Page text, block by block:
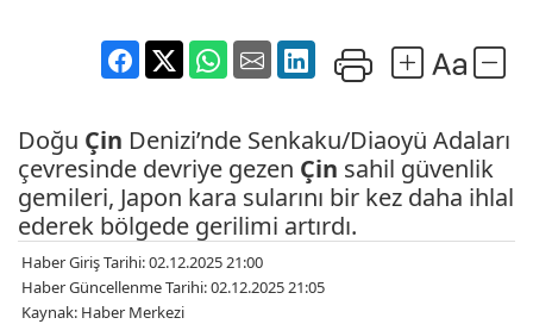
Doğu Çin Denizi’nde Senkaku/Diaoyü Adaları
çevresinde devriye gezen Çin sahil güvenlik
gemileri, Japon kara sularını bir kez daha ihlal
ederek bölgede gerilimi artırdı.
Haber Giriş Tarihi: 02.12.2025 21:00
Haber Güncellenme Tarihi: 02.12.2025 21:05
Kaynak: Haber Merkezi